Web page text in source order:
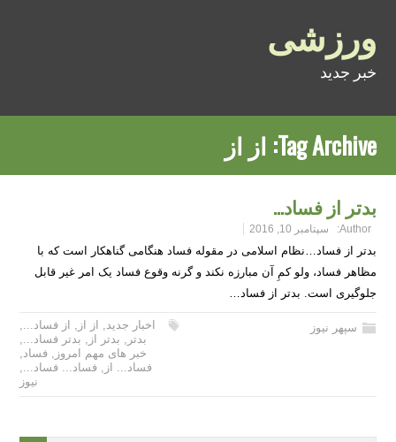
ورزشی
خبر جدید
Tag Archive: از از
بدتر از فساد…
Author: سپتامبر 10, 2016
بدتر از فساد…نظام اسلامی در مقوله فساد هنگامی گناهکار است که با
مظاهر فساد، ولو کمِ آن مبارزه نکند و گرنه وقوع فساد یک امر غیر قابل
جلوگیری است. بدتر از فساد…
سپهر نیوز اخبار جدید, از از , از فساد...,
بدتر , بدتر از , بدتر فساد...,
خبر های مهم امروز , فساد,
فساد... از , فساد... فساد...,
نیوز